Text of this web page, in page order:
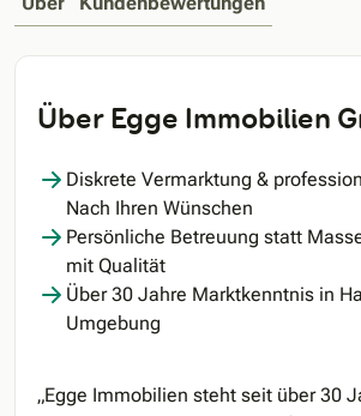
Über Egge Immobilien
Diskrete Vermarktung &
Nach Ihren Wünschen
Persönliche Betreuung statt
mit Qualität
Über 30 Jahre Marktkenntnis in
Umgebung
„Egge Immobilien steht seit über 30